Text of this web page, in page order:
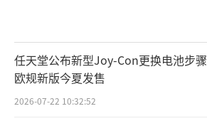
任天堂公布新型Joy-Con更换电池步骤
欧规新版今夏发售
2026-07-22 10:32:52